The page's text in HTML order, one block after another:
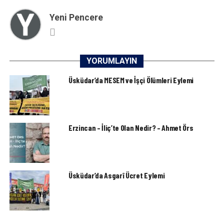
Yeni Pencere
YORUMLAYIN
Üsküdar’da MESEM ve İşçi Ölümleri Eylemi
Erzincan – İliç’te Olan Nedir? – Ahmet Örs
Üsküdar’da Asgarî Ücret Eylemi